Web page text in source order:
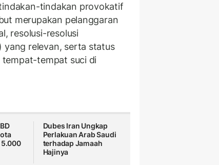
tindakan provokatif
merupakan pelanggaran
resolusi-resolusi
yang relevan, serta status
tempat-tempat suci di
5.000
Dubes Iran Ungkap
Perlakuan Arab Saudi
terhadap Jamaah
Hajinya